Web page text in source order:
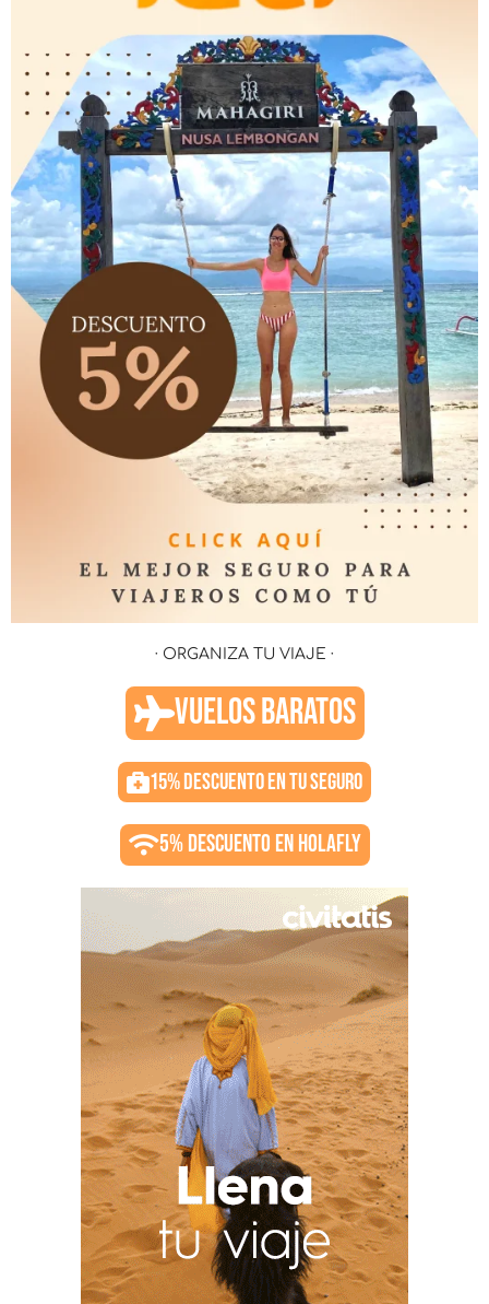
· ORGANIZA TU VIAJE ·
VUELOS BARATOS
15% DESCUENTO EN TU SEGURO
5% DESCUENTO EN HOLAFLY